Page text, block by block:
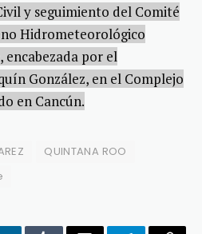
y seguimiento del Comité
Hidrometeorológico
encabezada por el
González, en el Complejo
en Cancún.
QUINTANA ROO